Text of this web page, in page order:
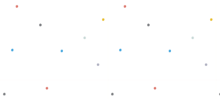
Baca selengkapnya